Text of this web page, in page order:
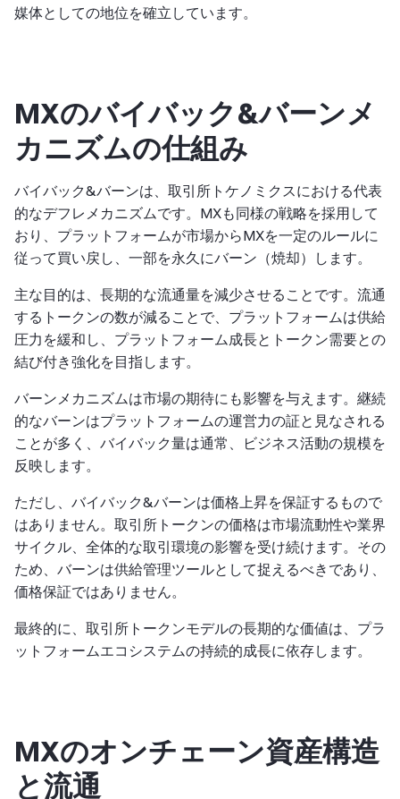
媒体としての地位を確立しています。
MXのバイバック&バーンメ
カニズムの仕組み
バイバック&バーンは、取引所トケノミクスにおける代表
的なデフレメカニズムです。MXも同様の戦略を採用して
おり、プラットフォームが市場からMXを一定のルールに
従って買い戻し、一部を永久にバーン（焼却）します。
主な目的は、長期的な流通量を減少させることです。流通
するトークンの数が減ることで、プラットフォームは供給
圧力を緩和し、プラットフォーム成長とトークン需要との
結び付き強化を目指します。
バーンメカニズムは市場の期待にも影響を与えます。継続
的なバーンはプラットフォームの運営力の証と見なされる
ことが多く、バイバック量は通常、ビジネス活動の規模を
反映します。
ただし、バイバック&バーンは価格上昇を保証するもので
はありません。取引所トークンの価格は市場流動性や業界
サイクル、全体的な取引環境の影響を受け続けます。その
ため、バーンは供給管理ツールとして捉えるべきであり、
価格保証ではありません。
最終的に、取引所トークンモデルの長期的な価値は、プラ
ットフォームエコシステムの持続的成長に依存します。
MXのオンチェーン資産構造
と流通